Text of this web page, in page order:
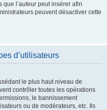
que l’auteur peut insérer afin
peuvent désactiver cette
d’utilisateurs
le plus haut niveau de
contrôler toutes les opérations
le bannissement
ou de modérateurs, etc. Ils